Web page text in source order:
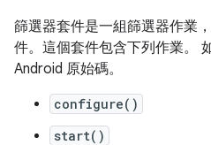
篩選器套件是一組篩選器作業
件。這個套件包含下列作業。
Android 原始碼。
configure()
start()